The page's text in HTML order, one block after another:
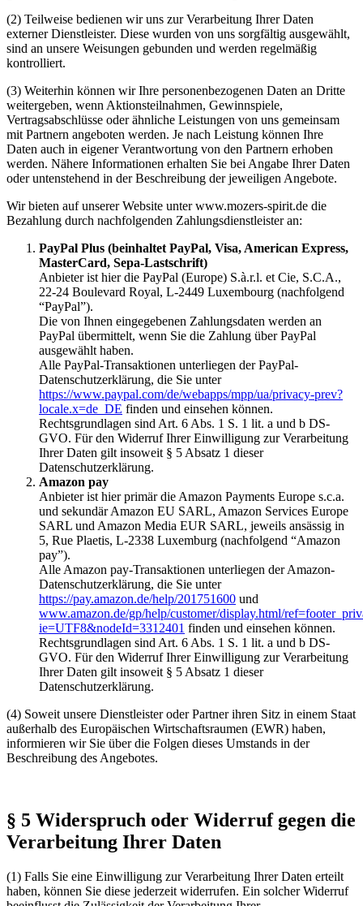
(2) Teilweise bedienen wir uns zur Verarbeitung Ihrer Daten
externer Dienstleister. Diese wurden von uns sorgfältig ausgewählt,
sind an unsere Weisungen gebunden und werden regelmäßig
kontrolliert.
(3) Weiterhin können wir Ihre personenbezogenen Daten an Dritte
weitergeben, wenn Aktionsteilnahmen, Gewinnspiele,
Vertragsabschlüsse oder ähnliche Leistungen von uns gemeinsam
mit Partnern angeboten werden. Je nach Leistung können Ihre
Daten auch in eigener Verantwortung von den Partnern erhoben
werden. Nähere Informationen erhalten Sie bei Angabe Ihrer Daten
oder untenstehend in der Beschreibung der jeweiligen Angebote.
Wir bieten auf unserer Website unter www.mozers-spirit.de die
Bezahlung durch nachfolgenden Zahlungsdienstleister an:
PayPal Plus (beinhaltet PayPal, Visa, American Express,
MasterCard, Sepa-Lastschrift)
Anbieter ist hier die PayPal (Europe) S.à.r.l. et Cie, S.C.A.,
22-24 Boulevard Royal, L-2449 Luxembourg (nachfolgend
“PayPal”).
Die von Ihnen eingegebenen Zahlungsdaten werden an
PayPal übermittelt, wenn Sie die Zahlung über PayPal
ausgewählt haben.
Alle PayPal-Transaktionen unterliegen der PayPal-
Datenschutzerklärung, die Sie unter
https://www.paypal.com/de/webapps/mpp/ua/privacy-prev?
locale.x=de_DE finden und einsehen können.
Rechtsgrundlagen sind Art. 6 Abs. 1 S. 1 lit. a und b DS-
GVO. Für den Widerruf Ihrer Einwilligung zur Verarbeitung
Ihrer Daten gilt insoweit § 5 Absatz 1 dieser
Datenschutzerklärung.
Amazon pay
Anbieter ist hier primär die Amazon Payments Europe s.c.a.
und sekundär Amazon EU SARL, Amazon Services Europe
SARL und Amazon Media EUR SARL, jeweils ansässig in
5, Rue Plaetis, L-2338 Luxemburg (nachfolgend “Amazon
pay”).
Alle Amazon pay-Transaktionen unterliegen der Amazon-
Datenschutzerklärung, die Sie unter
https://pay.amazon.de/help/201751600 und
www.amazon.de/gp/help/customer/display.html/
ie=UTF8&nodeId=3312401 finden und einsehen können.
Rechtsgrundlagen sind Art. 6 Abs. 1 S. 1 lit. a und b DS-
GVO. Für den Widerruf Ihrer Einwilligung zur Verarbeitung
Ihrer Daten gilt insoweit § 5 Absatz 1 dieser
Datenschutzerklärung.
(4) Soweit unsere Dienstleister oder Partner ihren Sitz in einem Staat
außerhalb des Europäischen Wirtschaftsraumen (EWR) haben,
informieren wir Sie über die Folgen dieses Umstands in der
Beschreibung des Angebotes.
§ 5 Widerspruch oder Widerruf gegen die
Verarbeitung Ihrer Daten
(1) Falls Sie eine Einwilligung zur Verarbeitung Ihrer Daten erteilt
haben, können Sie diese jederzeit widerrufen. Ein solcher Widerruf